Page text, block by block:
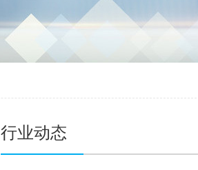
行业动态